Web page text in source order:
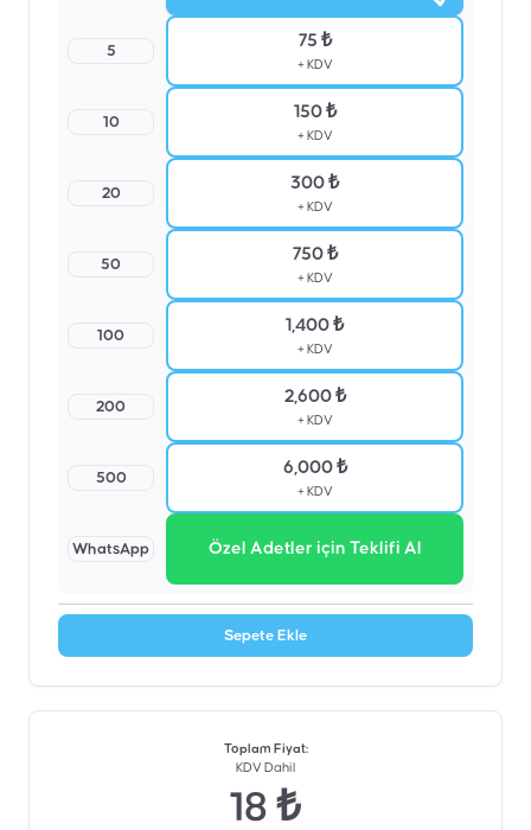
5
75 ₺
+ KDV
10
150 ₺
+ KDV
20
300 ₺
+ KDV
50
750 ₺
+ KDV
100
1,400 ₺
+ KDV
200
2,600 ₺
+ KDV
500
6,000 ₺
+ KDV
WhatsApp Özel Adetler için Teklifi Al
Sepete Ekle
Toplam Fiyat:
KDV Dahil
18 ₺